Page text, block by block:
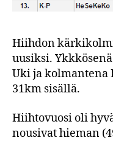
Hiihdon
uusiksi.
Uki ja kolmantena
31km sisällä.
Hiihtovuosi oli
nousivat hieman